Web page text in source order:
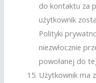
do kontaktu za
użytkownik
Polityki
niezwłocznie
powołanej do
Użytkownik ma